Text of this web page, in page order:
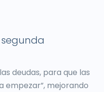
deudas, para que las
empezar”, mejorando